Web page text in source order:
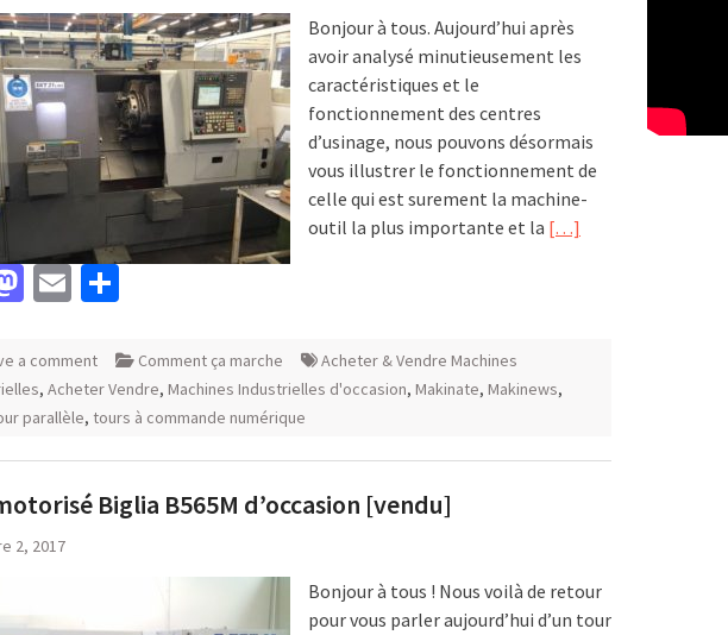
Bonjour à tous. Aujourd’hui après
avoir analysé minutieusement les
caractéristiques et le
fonctionnement des centres
d’usinage, nous pouvons désormais
vous illustrer le fonctionnement de
celle qui est surement la machine-
outil la plus importante et la […]
Mastodon
Email
a comment Comment ça marche
Acheter & Vendre Machines
, Acheter Vendre, Machines Industrielles d'occasion, Makinate, Makinews,
parallèle, tours à commande numérique
Biglia B565M d’occasion [vendu]
2, 2017
Bonjour à tous ! Nous voilà de retour
pour vous parler aujourd’hui d’un tour